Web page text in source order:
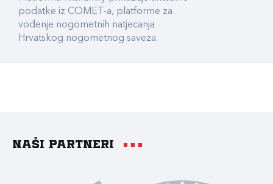
podatke iz COMET-a, platforme za
vođenje nogometnih natjecanja
Hrvatskog nogometnog saveza.
Naši partneri